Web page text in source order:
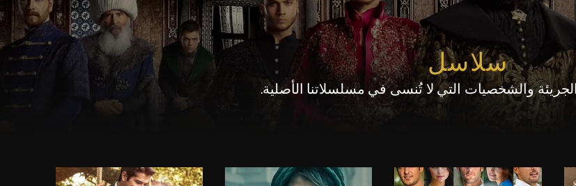
سلاسل
والشخصيات التي لا تُنسى في مسلسلاتنا الأصلية.